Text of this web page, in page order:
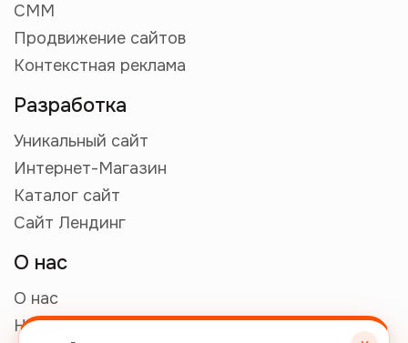
СММ
Продвижение сайтов
Контекстная реклама
Разработка
Уникальный сайт
Интернет-Магазин
Каталог сайт
Сайт Лендинг
О нас
О нас
Наши работы